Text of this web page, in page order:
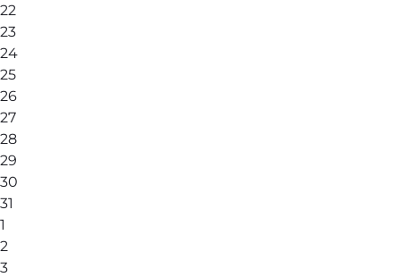
22
23
24
25
26
27
28
29
30
31
1
2
3